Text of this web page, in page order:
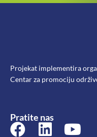
Projekat implementira
Centar za promociju
Pratite nas